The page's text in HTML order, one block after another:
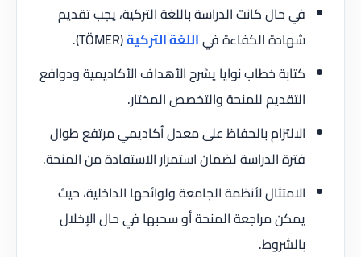
في حال كانت الدراسة باللغة التركية، يجب تقديم
شهادة الكفاءة فياللغة التركية(TÖMER).
كتابة خطاب نوايا يشرح الأهداف الأكاديمية ودوافع
التقديم للمنحة والتخصص المختار.
الالتزام بالحفاظ على معدل أكاديمي مرتفع طوال
فترة الدراسة لضمان استمرار الاستفادة من المنحة.
الامتثال لأنظمة الجامعة ولوائحها الداخلية، حيث
يمكن مراجعة المنحة أو سحبها في حال الإخلال
بالشروط.